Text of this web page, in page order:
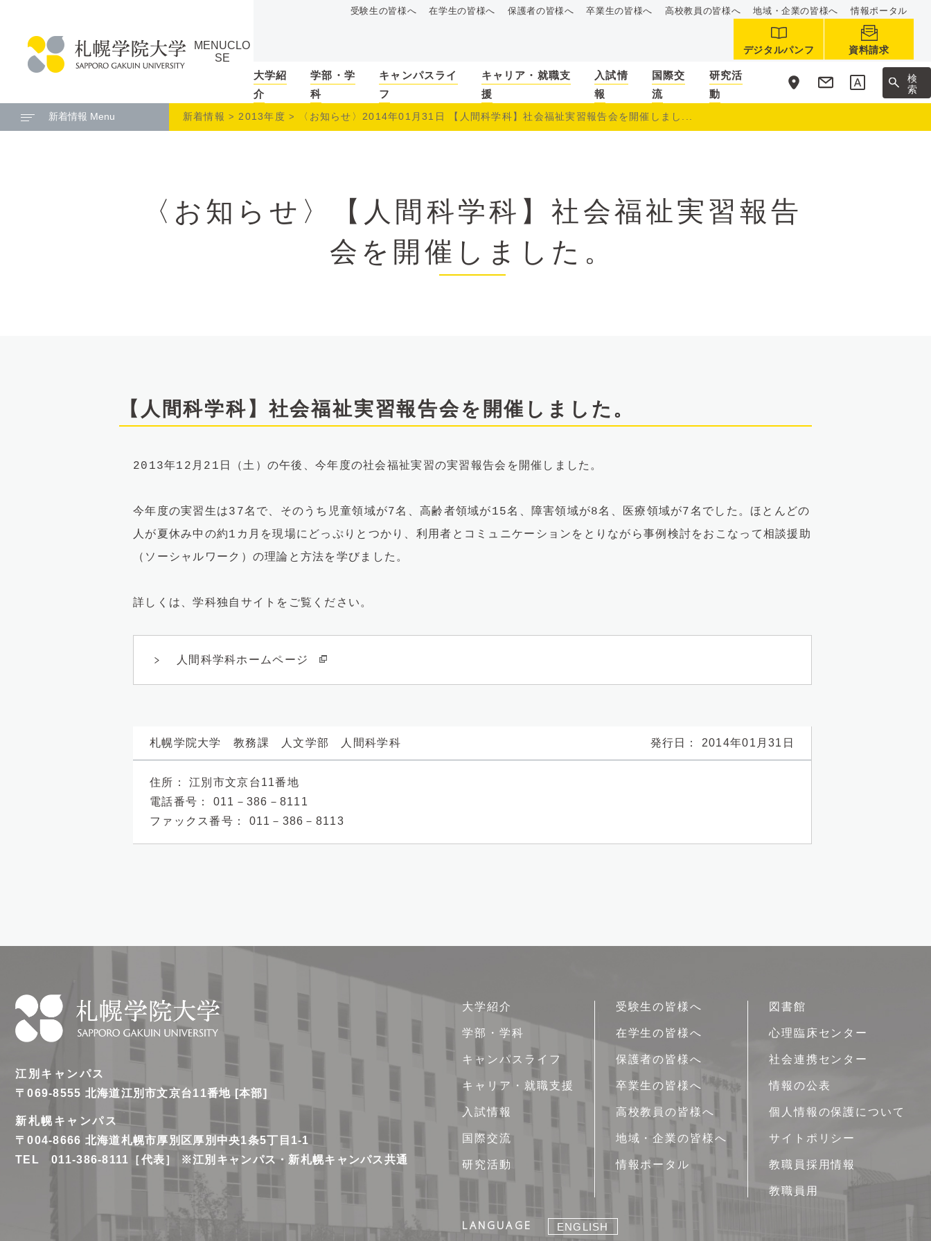
ュ
幌
学
MENUCLO
SE
受験生の皆様へ 在学生の皆様へ 保護者の皆様へ 卒業生の皆様へ 高校教員の皆様へ 地域・企業の皆様へ 情報ポータル
デジタルパンフ 資料請求
大学紹
介
学部・学
科
キャンパスライ
フ
キャリア・就職支
援
入試情
報
国際交
流
研究活
動
サ
イ
ト
内
検
索
新着情報 Menu 新着情報 2013年度 〈お知らせ〉2014年01月31日 【人間科学科】社会福祉実習報告会を開催しまし...
〈お知らせ〉【人間科学科】社会福祉実習報告
会を開催しました。
【人間科学科】社会福祉実習報告会を開催しました。
2013年12月21日（土）の午後、今年度の社会福祉実習の実習報告会を開催しました。
今年度の実習生は37名で、そのうち児童領域が7名、高齢者領域が15名、障害領域が8名、医療領域が7名でした。ほとんどの
人が夏休み中の約1カ月を現場にどっぷりとつかり、利用者とコミュニケーションをとりながら事例検討をおこなって相談援助
（ソーシャルワーク）の理論と方法を学びました。
詳しくは、学科独自サイトをご覧ください。
人間科学科ホームページ
発行日： 2014年01月31日
札幌学院大学 教務課 人文学部 人間科学科
住所：
江別市文京台11番地
電話番号：
011－386－8111
ファックス番号：
011－386－8113
幌
学
大
学
江別キャンパス
〒069-8555 北海道江別市文京台11番地 [本部]
新札幌キャンパス
〒004-8666 北海道札幌市厚別区厚別中央1条5丁目1-1
TEL 011-386-8111［代表］ ※江別キャンパス・新札幌キャンパス共通
サ
イ
マ
ッ
大学紹介
学部・学科
キャンパスライフ
キャリア・就職支援
入試情報
国際交流
研究活動
受験生の皆様へ
在学生の皆様へ
保護者の皆様へ
卒業生の皆様へ
高校教員の皆様へ
地域・企業の皆様へ
情報ポータル
図書館
心理臨床センター
社会連携センター
情報の公表
個人情報の保護について
サイトポリシー
教職員採用情報
教職員用
LANGUAGE ENGLISH
ッ